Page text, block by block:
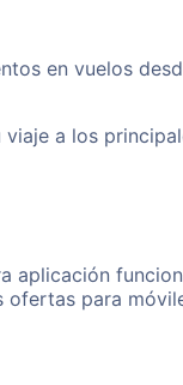
en vuelos
a los
aplicación
ofertas para